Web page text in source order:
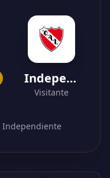
Independiente
Visitante
Independiente